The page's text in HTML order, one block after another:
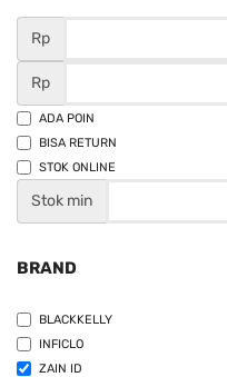
Rp
Rp
ADA POIN
BISA RETURN
STOK ONLINE
Stok min
BRAND
BLACKKELLY
INFICLO
ZAIN ID